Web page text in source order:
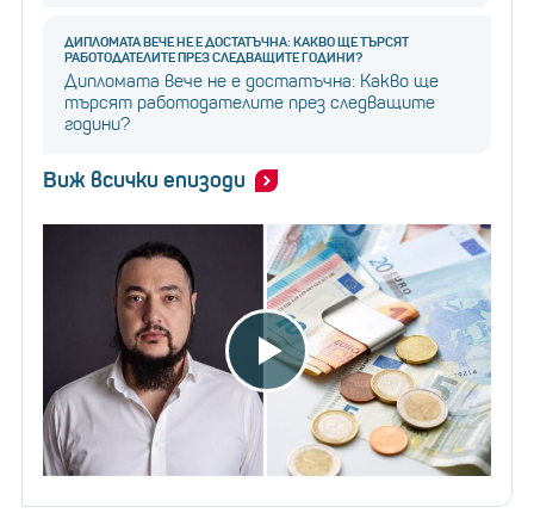
ДИПЛОМАТА ВЕЧЕ НЕ Е ДОСТАТЪЧНА: КАКВО ЩЕ ТЪРСЯТ
РАБОТОДАТЕЛИТЕ ПРЕЗ СЛЕДВАЩИТЕ ГОДИНИ?
Дипломата вече не е достатъчна: Какво ще
търсят работодателите през следващите
години?
Виж всички епизоди